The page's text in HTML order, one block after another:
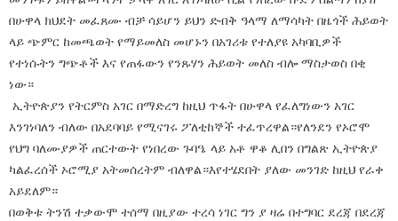
በሁዋላ ክህደት መፈጸሙ ብቻ ሳይሆን ይህን ድብቅ ዓላማ ለማሳካት በዜጎች ሕይወት
ላይ ጭምር ከመጫወት የማይመለስ መሆኑን በአገሪቱ የተለያዩ አካባቢዎች
የተነሱትን ግጭቶች እና የጠፋውን የንጹሃን ሕይወት መለስ ብሎ ማስታወስ በቂ
ነው።
ኢትዮጵያን የትርምስ አገር በማድረግ ከዚህ ጥፋት በሁዋላ የፈለግነውን አገር
እንገነባለን ብለው በአደባባይ የሚናገሩ ፖለቲከኞች ተፈጥረዋል።የለንደን የኦሮሞ
የህግ ባለሙያዎች ጠርተውት የነበረው ጉባዔ ላይ አቶ ዋቆ ሊበን በግልጽ ኢትዮጵያ
ካልፈረሰች ኦሮሚያ አትመሰረትም ብለዋል።እየተሄደበት ያለው መንገድ ከዚህ የራቀ
አይደለም።
በወቅቱ ትንሽ ተቃውሞ ተሰማ በዚያው ተረሳ ነገር ግን ያ ዛሬ በተግባር ደረጃ በደረጃ